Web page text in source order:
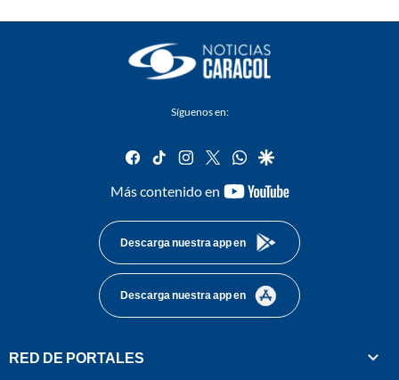
Síguenos en:
facebook
tiktok instagram
twitterwhatsapp
google
Más contenido en
youtube-
Descarga nuestra app en
Descarga nuestra app en
RED DE PORTALES